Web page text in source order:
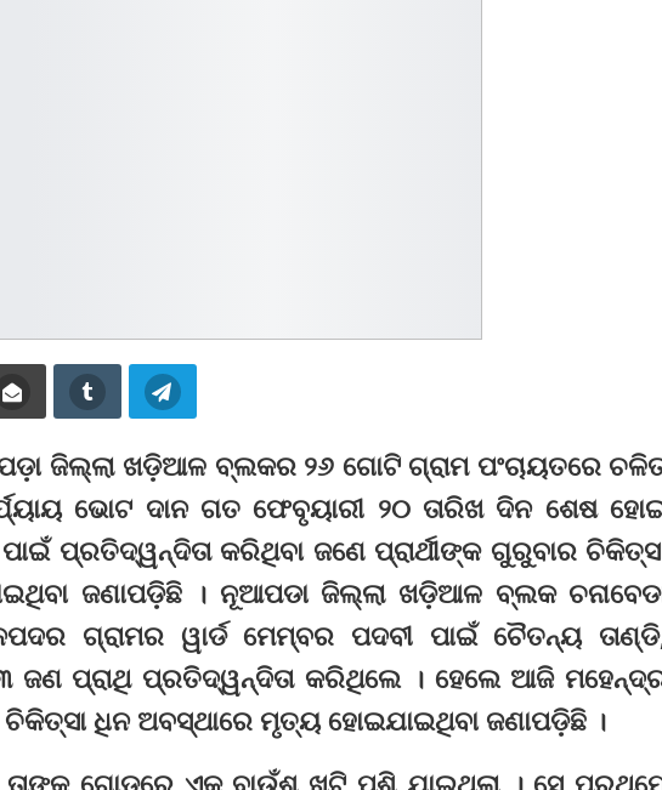
ଜିଲ୍ଲା ଖଡ଼ିଆଳ ବ୍ଲକର ୨୬ ଗୋଟି ଗ୍ରାମ ପଂଚାୟତରେ
ଭୋଟ ଦାନ ଗତ ଫେବୃୟାରୀ ୨୦ ତାରିଖ ଦିନ ଶେଷ
ପ୍ରତିଦ୍ୱନ୍ଦିତା କରିଥିବା ଜଣେ ପ୍ରାର୍ଥୀଙ୍କ ଗୁରୁବାର
ଜଣାପଡ଼ିଛି । ନୂଆପଡା ଜିଲ୍ଲା ଖଡ଼ିଆଳ ବ୍ଲକ
ଗ୍ରାମର ୱାର୍ଡ ମେମ୍ବର ପଦବୀ ପାଇଁ ଚୈତନ୍ୟ
୩ ଜଣ ପ୍ରାଥି ପ୍ରତିଦ୍ୱନ୍ଦିତା କରିଥିଲେ । ହେଲେ ଆଜି
ଚିକିତ୍ସା ଧିନ ଅବସ୍ଥାରେ ମୃତ୍ୟ ହୋଇଯାଇଥିବା ଜଣାପଡ଼ିଛି ।